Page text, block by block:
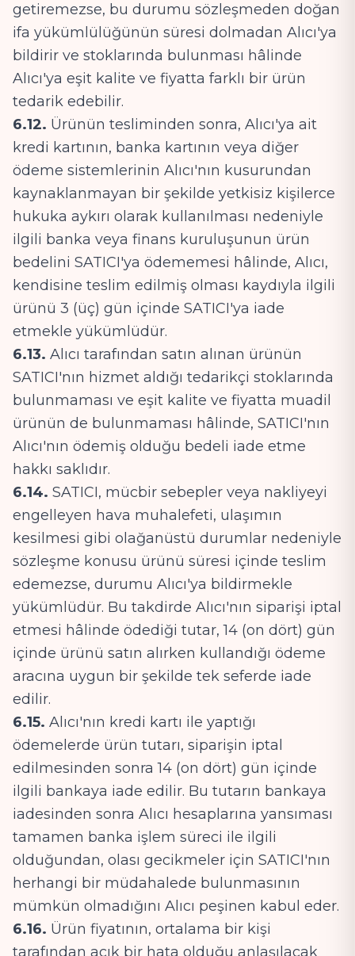
getiremezse, bu durumu sözleşmeden doğan
ifa yükümlülüğünün süresi dolmadan Alıcı'ya
bildirir ve stoklarında bulunması hâlinde
Alıcı'ya eşit kalite ve fiyatta farklı bir ürün
tedarik edebilir.
6.12. Ürünün tesliminden sonra, Alıcı'ya ait
kredi kartının, banka kartının veya diğer
ödeme sistemlerinin Alıcı'nın kusurundan
kaynaklanmayan bir şekilde yetkisiz kişilerce
hukuka aykırı olarak kullanılması nedeniyle
ilgili banka veya finans kuruluşunun ürün
bedelini SATICI'ya ödememesi hâlinde, Alıcı,
kendisine teslim edilmiş olması kaydıyla ilgili
ürünü 3 (üç) gün içinde SATICI'ya iade
etmekle yükümlüdür.
6.13. Alıcı tarafından satın alınan ürünün
SATICI'nın hizmet aldığı tedarikçi stoklarında
bulunmaması ve eşit kalite ve fiyatta muadil
ürünün de bulunmaması hâlinde, SATICI'nın
Alıcı'nın ödemiş olduğu bedeli iade etme
hakkı saklıdır.
6.14. SATICI, mücbir sebepler veya nakliyeyi
engelleyen hava muhalefeti, ulaşımın
kesilmesi gibi olağanüstü durumlar nedeniyle
sözleşme konusu ürünü süresi içinde teslim
edemezse, durumu Alıcı'ya bildirmekle
yükümlüdür. Bu takdirde Alıcı'nın siparişi iptal
etmesi hâlinde ödediği tutar, 14 (on dört) gün
içinde ürünü satın alırken kullandığı ödeme
aracına uygun bir şekilde tek seferde iade
edilir.
6.15. Alıcı'nın kredi kartı ile yaptığı
ödemelerde ürün tutarı, siparişin iptal
edilmesinden sonra 14 (on dört) gün içinde
ilgili bankaya iade edilir. Bu tutarın bankaya
iadesinden sonra Alıcı hesaplarına yansıması
tamamen banka işlem süreci ile ilgili
olduğundan, olası gecikmeler için SATICI'nın
herhangi bir müdahalede bulunmasının
mümkün olmadığını Alıcı peşinen kabul eder.
6.16. Ürün fiyatının, ortalama bir kişi
tarafından açık bir hata olduğu anlaşılacak